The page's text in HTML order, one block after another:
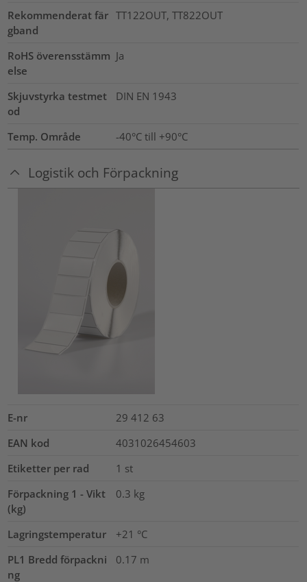
Rekommenderat fär
gband
TT122OUT, TT822OUT
RoHS överensstämm
else
Ja
Skjuvstyrka testmet
od
DIN EN 1943
Temp. Område -40°C till +90°C
Logistik och Förpackning
E-nr
29 412 63
EAN kod
4031026454603
Etiketter per rad
1 st
Förpackning 1 - Vikt
(kg)
0.3 kg
Lagringstemperatur
+21 °C
PL1 Bredd förpackni
ng
0.17 m